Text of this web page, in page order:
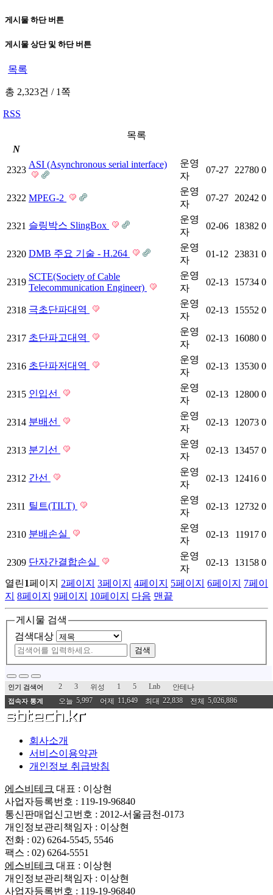
게시물 하단 버튼
게시물 상단 및 하단 버튼
목록
총 2,323건 /1쪽
RSS
목록
N
2323
ASI (Asynchronous serial interface)
운영
자
07-27 22780 0
2322 MPEG-2
운영
자
07-27 20242 0
2321 슬링박스 SlingBox
운영
자
02-06 18382 0
2320 DMB 주요 기술 - H.264
운영
자
01-12 23831 0
2319
SCTE(Society of Cable
Telecommunication Engineer)
운영
자
02-13 15734 0
2318 극초단파대역
운영
자
02-13 15552 0
2317 초단파고대역
운영
자
02-13 16080 0
2316 초단파저대역
운영
자
02-13 13530 0
2315 인입선
운영
자
02-13 12800 0
2314 분배선
운영
자
02-13 12073 0
2313 분기선
운영
자
02-13 13457 0
2312 간선
운영
자
02-13 12416 0
2311 틸트(TILT)
운영
자
02-13 12732 0
2310 분배손실
운영
자
02-13 11917 0
2309 단자간결합손실
운영
자
02-13 13158 0
열린1페이지 2페이지 3페이지 4페이지 5페이지 6페이지 7페이
지 8페이지 9페이지 10페이지 다음 맨끝
게시물 검색
검색대상
검색
인기 검색어 2 3 위성 1 5 Lnb 안테나
접속자 통계 오늘 5,997 어제 11,649 최대 22,838 전체 5,026,886
회사소개
서비스이용약관
개인정보 취급방침
에스비테크 대표 : 이상현
사업자등록번호 : 119-19-96840
통신판매업신고번호 : 2012-서울금천-0173
개인정보관리책임자 : 이상현
전화 : 02) 6264-5545, 5546
팩스 : 02) 6264-5551
에스비테크 대표 : 이상현
개인정보관리책임자 : 이상현
사업자등록번호 : 119-19-96840